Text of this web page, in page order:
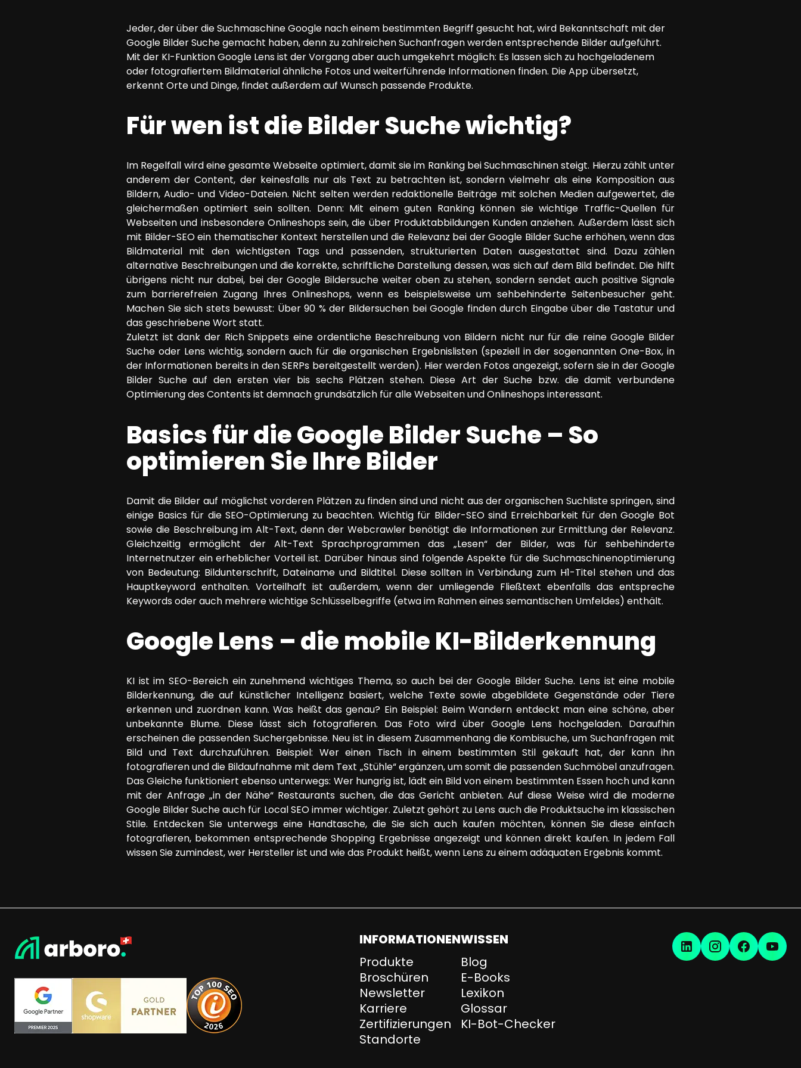
Google Ads Kampagnen-Beratung
Software Architektur Beratung
Jeder, der über die Suchmaschine Google nach einem bestimmten Begriff gesucht hat, wird Bekanntschaft mit der
Google Bilder Suche gemacht haben, denn zu zahlreichen Suchanfragen werden entsprechende Bilder aufgeführt.
Mit der KI-Funktion Google Lens ist der Vorgang aber auch umgekehrt möglich: Es lassen sich zu hochgeladenem
oder fotografiertem Bildmaterial ähnliche Fotos und weiterführende Informationen finden. Die App übersetzt,
erkennt Orte und Dinge, findet außerdem auf Wunsch passende Produkte.
Für wen ist die Bilder Suche wichtig?
Im Regelfall wird eine gesamte Webseite optimiert, damit sie im Ranking bei Suchmaschinen steigt. Hierzu zählt unter
anderem der Content, der keinesfalls nur als Text zu betrachten ist, sondern vielmehr als eine Komposition aus
Bildern, Audio- und Video-Dateien. Nicht selten werden redaktionelle Beiträge mit solchen Medien aufgewertet, die
gleichermaßen optimiert sein sollten. Denn: Mit einem guten Ranking können sie wichtige Traffic-Quellen für
Webseiten und insbesondere Onlineshops sein, die über Produktabbildungen Kunden anziehen. Außerdem lässt sich
mit Bilder-SEO ein thematischer Kontext herstellen und die Relevanz bei der Google Bilder Suche erhöhen, wenn das
Bildmaterial mit den wichtigsten Tags und passenden, strukturierten Daten ausgestattet sind. Dazu zählen
alternative Beschreibungen und die korrekte, schriftliche Darstellung dessen, was sich auf dem Bild befindet. Die hilft
übrigens nicht nur dabei, bei der Google Bildersuche weiter oben zu stehen, sondern sendet auch positive Signale
zum barrierefreien Zugang Ihres Onlineshops, wenn es beispielsweise um sehbehinderte Seitenbesucher geht.
Machen Sie sich stets bewusst: Über 90 % der Bildersuchen bei Google finden durch Eingabe über die Tastatur und
das geschriebene Wort statt.
Zuletzt ist dank der Rich Snippets eine ordentliche Beschreibung von Bildern nicht nur für die reine Google Bilder
Suche oder Lens wichtig, sondern auch für die organischen Ergebnislisten (speziell in der sogenannten One-Box, in
der Informationen bereits in den SERPs bereitgestellt werden). Hier werden Fotos angezeigt, sofern sie in der Google
Bilder Suche auf den ersten vier bis sechs Plätzen stehen. Diese Art der Suche bzw. die damit verbundene
Optimierung des Contents ist demnach grundsätzlich für alle Webseiten und Onlineshops interessant.
Basics für die Google Bilder Suche – So
optimieren Sie Ihre Bilder
Damit die Bilder auf möglichst vorderen Plätzen zu finden sind und nicht aus der organischen Suchliste springen, sind
einige Basics für die SEO-Optimierung zu beachten. Wichtig für Bilder-SEO sind Erreichbarkeit für den Google Bot
sowie die Beschreibung im Alt-Text, denn der Webcrawler benötigt die Informationen zur Ermittlung der Relevanz.
Gleichzeitig ermöglicht der Alt-Text Sprachprogrammen das „Lesen“ der Bilder, was für sehbehinderte
Internetnutzer ein erheblicher Vorteil ist. Darüber hinaus sind folgende Aspekte für die Suchmaschinenoptimierung
von Bedeutung: Bildunterschrift, Dateiname und Bildtitel. Diese sollten in Verbindung zum H1-Titel stehen und das
Hauptkeyword enthalten. Vorteilhaft ist außerdem, wenn der umliegende Fließtext ebenfalls das entspreche
Keywords oder auch mehrere wichtige Schlüsselbegriffe (etwa im Rahmen eines semantischen Umfeldes) enthält.
Google Lens – die mobile KI-Bilderkennung
KI ist im SEO-Bereich ein zunehmend wichtiges Thema, so auch bei der Google Bilder Suche. Lens ist eine mobile
Bilderkennung, die auf künstlicher Intelligenz basiert, welche Texte sowie abgebildete Gegenstände oder Tiere
erkennen und zuordnen kann. Was heißt das genau? Ein Beispiel: Beim Wandern entdeckt man eine schöne, aber
unbekannte Blume. Diese lässt sich fotografieren. Das Foto wird über Google Lens hochgeladen. Daraufhin
erscheinen die passenden Suchergebnisse. Neu ist in diesem Zusammenhang die Kombisuche, um Suchanfragen mit
Bild und Text durchzuführen. Beispiel: Wer einen Tisch in einem bestimmten Stil gekauft hat, der kann ihn
fotografieren und die Bildaufnahme mit dem Text „Stühle“ ergänzen, um somit die passenden Suchmöbel anzufragen.
Das Gleiche funktioniert ebenso unterwegs: Wer hungrig ist, lädt ein Bild von einem bestimmten Essen hoch und kann
mit der Anfrage „in der Nähe“ Restaurants suchen, die das Gericht anbieten. Auf diese Weise wird die moderne
Google Bilder Suche auch für Local SEO immer wichtiger. Zuletzt gehört zu Lens auch die Produktsuche im klassischen
Stile. Entdecken Sie unterwegs eine Handtasche, die Sie sich auch kaufen möchten, können Sie diese einfach
fotografieren, bekommen entsprechende Shopping Ergebnisse angezeigt und können direkt kaufen. In jedem Fall
wissen Sie zumindest, wer Hersteller ist und wie das Produkt heißt, wenn Lens zu einem adäquaten Ergebnis kommt.
INFORMATIONEN
Produkte
Broschüren
Newsletter
Karriere
Zertifizierungen
Standorte
WISSEN
Blog
E-Books
Lexikon
Glossar
KI-Bot-Checker